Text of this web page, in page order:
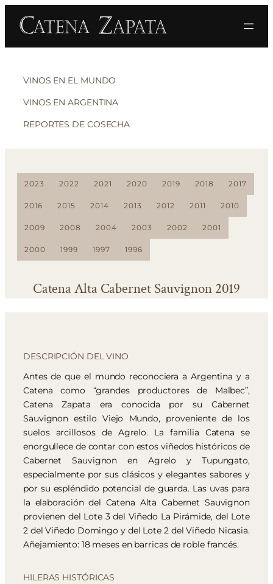
VINOS EN EL MUNDO
VINOS EN ARGENTINA
REPORTES DE COSECHA
2023 2022 2021 2020 2019 2018 2017
2016 2015 2014 2013 2012 2011 2010
2009 2008 2004 2003 2002 2001
2000 1999 1997 1996
Catena Alta Cabernet Sauvignon 2019
DESCRIPCIÓN DEL VINO
Antes de que el mundo reconociera a Argentina y a
Catena como “grandes productores de Malbec”,
Catena Zapata era conocida por su Cabernet
Sauvignon estilo Viejo Mundo, proveniente de los
suelos arcillosos de Agrelo. La familia Catena se
enorgullece de contar con estos viñedos históricos de
Cabernet Sauvignon en Agrelo y Tupungato,
especialmente por sus clásicos y elegantes sabores y
por su espléndido potencial de guarda. Las uvas para
la elaboración del Catena Alta Cabernet Sauvignon
provienen del Lote 3 del Viñedo La Pirámide, del Lote
2 del Viñedo Domingo y del Lote 2 del Viñedo Nicasia.
Añejamiento: 18 meses en barricas de roble francés.
HILERAS HISTÓRICAS